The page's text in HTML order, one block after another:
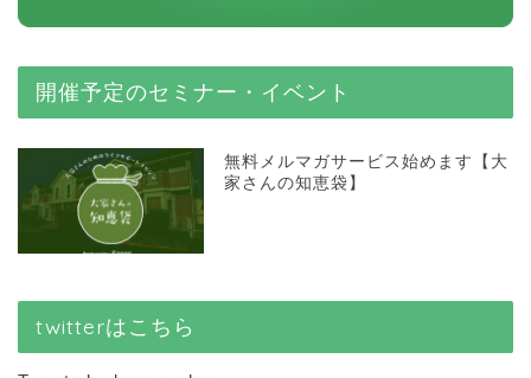
開催予定のセミナー・イベント
無料メルマガサービス始めます【大
家さんの知恵袋】
twitterはこちら